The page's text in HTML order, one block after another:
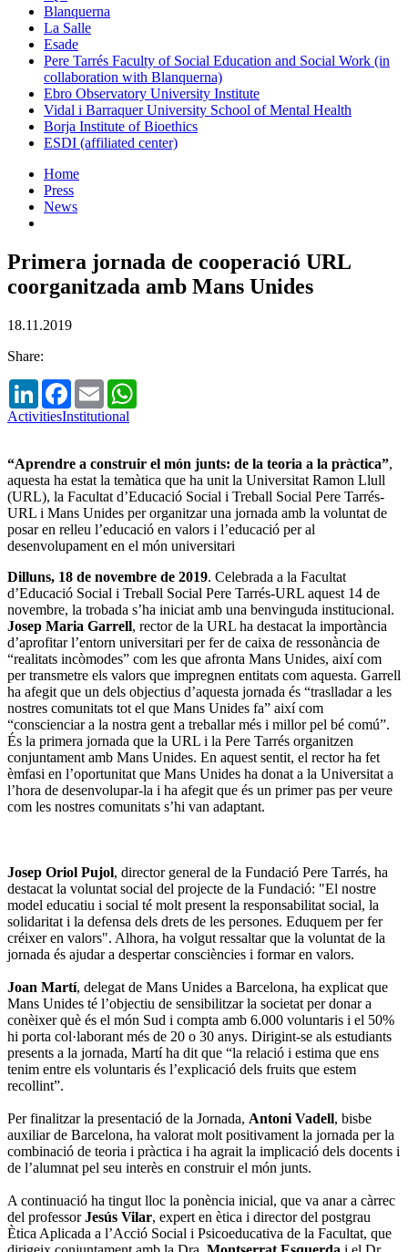
Blanquerna
La Salle
Esade
Pere Tarrés Faculty of Social Education and Social Work (in
collaboration with Blanquerna)
Ebro Observatory University Institute
Vidal i Barraquer University School of Mental Health
Borja Institute of Bioethics
ESDI (affiliated center)
Home
Press
News
Primera jornada de cooperació URL
coorganitzada amb Mans Unides
18.11.2019
Share:
LinkedInFacebook
Email
ActivitiesInstitutional
“Aprendre a construir el món junts: de la teoria a la pràctica”,
aquesta ha estat la temàtica que ha unit la Universitat Ramon Llull
(URL), la Facultat d’Educació Social i Treball Social Pere Tarrés-
URL i Mans Unides per organitzar una jornada amb la voluntat de
posar en relleu l’educació en valors i l’educació per al
desenvolupament en el món universitari
Dilluns, 18 de novembre de 2019. Celebrada a la Facultat
d’Educació Social i Treball Social Pere Tarrés-URL aquest 14 de
novembre, la trobada s’ha iniciat amb una benvinguda institucional.
Josep Maria Garrell, rector de la URL ha destacat la importància
d’aprofitar l’entorn universitari per fer de caixa de ressonància de
“realitats incòmodes” com les que afronta Mans Unides, així com
per transmetre els valors que impregnen entitats com aquesta. Garrell
ha afegit que un dels objectius d’aquesta jornada és “traslladar a les
nostres comunitats tot el que Mans Unides fa” així com
“conscienciar a la nostra gent a treballar més i millor pel bé comú”.
És la primera jornada que la URL i la Pere Tarrés organitzen
conjuntament amb Mans Unides. En aquest sentit, el rector ha fet
èmfasi en l’oportunitat que Mans Unides ha donat a la Universitat a
l’hora de desenvolupar-la i ha afegit que és un primer pas per veure
com les nostres comunitats s’hi van adaptant.
Josep Oriol Pujol, director general de la Fundació Pere Tarrés, ha
destacat la voluntat social del projecte de la Fundació: "El nostre
model educatiu i social té molt present la responsabilitat social, la
solidaritat i la defensa dels drets de les persones. Eduquem per fer
créixer en valors". Alhora, ha volgut ressaltar que la voluntat de la
jornada és ajudar a despertar consciències i formar en valors.
Joan Martí, delegat de Mans Unides a Barcelona, ha explicat que
Mans Unides té l’objectiu de sensibilitzar la societat per donar a
conèixer què és el món Sud i compta amb 6.000 voluntaris i el 50%
hi porta col·laborant més de 20 o 30 anys. Dirigint-se als estudiants
presents a la jornada, Martí ha dit que “la relació i estima que ens
tenim entre els voluntaris és l’explicació dels fruits que estem
recollint”.
Per finalitzar la presentació de la Jornada, Antoni Vadell, bisbe
auxiliar de Barcelona, ha valorat molt positivament la jornada per la
combinació de teoria i pràctica i ha agrait la implicació dels docents i
de l’alumnat pel seu interès en construir el món junts.
A continuació ha tingut lloc la ponència inicial, que va anar a càrrec
del professorJesús Vilar, expert en ètica i director del postgrau
Ètica Aplicada a l’Acció Social i Psicoeducativa de la Facultat, que